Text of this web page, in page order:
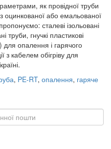
як провідної труби
оцинкованої або емальованої
сталеві ізольовані
труби, гнучкі пластикові
для опалення і гарячого
з кабелем обігріву для
, PE-RT, опалення, гаряче